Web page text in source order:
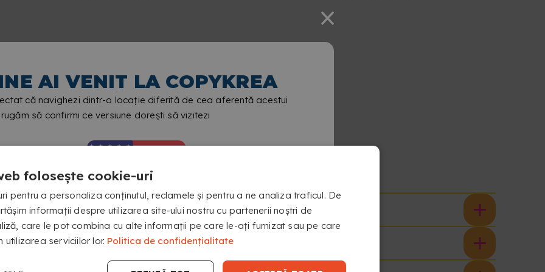
AI VENIT LA COPYKREA
că navighezi dintr-o locație diferită de cea aferentă acestui
rugăm să confirmi ce versiune dorești să vizitezi
MERGI LA COPYKREA USA
printarea stickerelor tale să fie și mai ușoară.
IMPRIMAREA AUTOCOLANTELOR?
folosește cookie-uri
pentru a personaliza conținutul, reclamele și pentru a ne analiza traficul. De
informații despre utilizarea site-ului nostru cu partenerii noștri de
care le pot combina cu alte informații pe care le-ați furnizat sau pe care
utilizarea serviciilor lor. Politica de confidențialitate